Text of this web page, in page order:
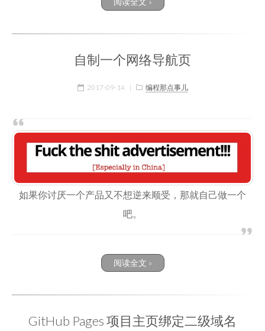
自制一个网络导航页
2017-09-14 | 编程那点事儿
如果你讨厌一个产品又不想逆来顺受，那就自己做一个
吧。
阅读全文 »
GitHub Pages 项目主页绑定二级域名